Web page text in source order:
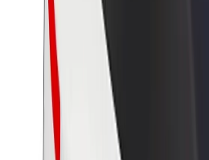
Carrière
Over Bolt
Duurzaamheid bij Bolt
Project Zero